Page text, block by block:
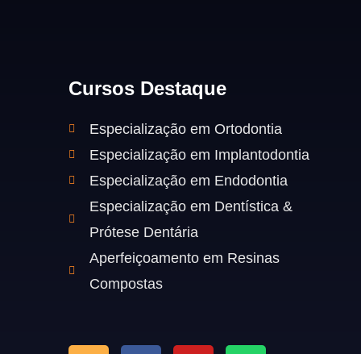
Cursos Destaque
Especialização em Ortodontia
Especialização em Implantodontia
Especialização em Endodontia
Especialização em Dentística &
Prótese Dentária
Aperfeiçoamento em Resinas
Compostas